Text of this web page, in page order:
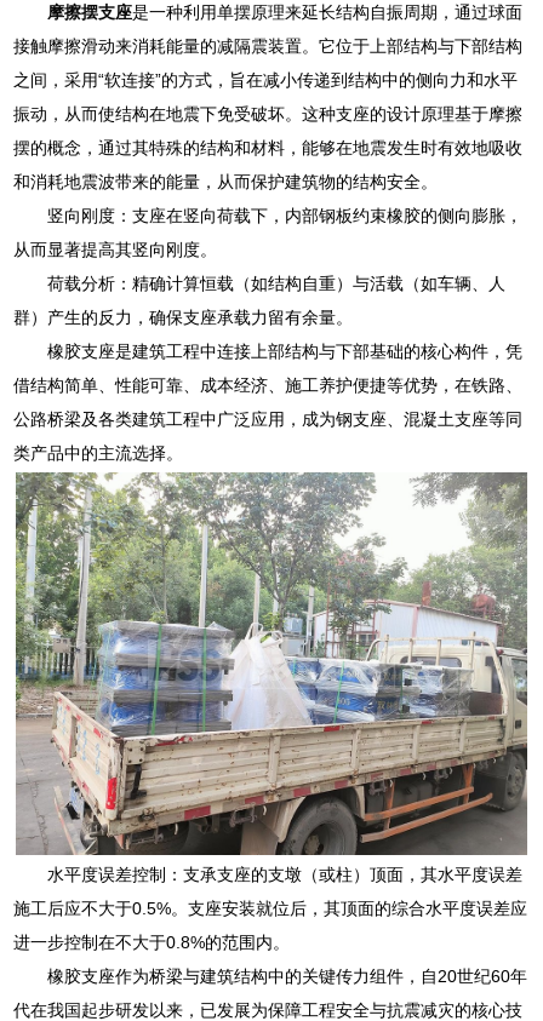
摩擦摆支座是一种利用单摆原理来延长结构自振周期，通过球面
接触摩擦滑动来消耗能量的减隔震装置。它位于上部结构与下部结构
之间，采用“软连接”的方式，旨在减小传递到结构中的侧向力和水平
振动，从而使结构在地震下免受破坏。这种支座的设计原理基于摩擦
摆的概念，通过其特殊的结构和材料，能够在地震发生时有效地吸收
和消耗地震波带来的能量，从而保护建筑物的结构安全。
竖向刚度：支座在竖向荷载下，内部钢板约束橡胶的侧向膨胀，
从而显著提高其竖向刚度。
荷载分析：精确计算恒载（如结构自重）与活载（如车辆、人
群）产生的反力，确保支座承载力留有余量。
橡胶支座是建筑工程中连接上部结构与下部基础的核心构件，凭
借结构简单、性能可靠、成本经济、施工养护便捷等优势，在铁路、
公路桥梁及各类建筑工程中广泛应用，成为钢支座、混凝土支座等同
类产品中的主流选择。
水平度误差控制：支承支座的支墩（或柱）顶面，其水平度误差
施工后应不大于0.5%。支座安装就位后，其顶面的综合水平度误差应
进一步控制在不大于0.8%的范围内。
橡胶支座作为桥梁与建筑结构中的关键传力组件，自20世纪60年
代在我国起步研发以来，已发展为保障工程安全与抗震减灾的核心技